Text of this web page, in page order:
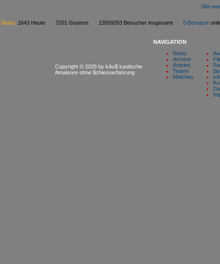
Site
Stats: 1643 Heute 7201 Gestern 13559263 Besucher insgesamt 0 Benutzer
Copyright © 2026 by kAo$ kaotische
Amateure ohne $chiesserfahrung
NAVIGATION
News
Archive
Articles
Teams
Matches